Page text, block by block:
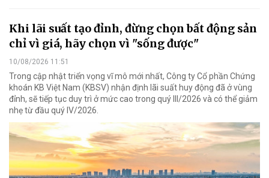
Khi lãi suất tạo đỉnh, đừng chọn bất động sản
chỉ vì giá, hãy chọn vì "sống được"
10/08/2026 11:51
Trong cập nhật triển vọng vĩ mô mới nhất, Công ty Cổ phần Chứng
khoán KB Việt Nam (KBSV) nhận định lãi suất huy động đã ở vùng
đỉnh, sẽ tiếp tục duy trì ở mức cao trong quý III/2026 và có thể giảm
nhẹ từ đầu quý IV/2026.